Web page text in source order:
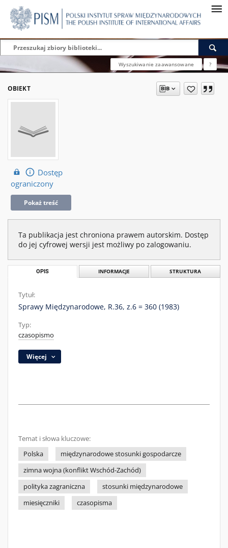
Wyszukiwanie zaawansowane ?
OBIEKT
Dostęp
ograniczony
Pokaż treść
Ta publikacja jest chroniona prawem autorskim. Dostęp
do jej cyfrowej wersji jest możliwy po zalogowaniu.
OPIS INFORMACJE STRUKTURA
Tytuł:
Sprawy Międzynarodowe, R.36, z.6 = 360 (1983)
Typ:
czasopismo
Więcej
Temat i słowa kluczowe:
Polska
międzynarodowe stosunki gospodarcze
zimna wojna (konflikt Wschód-Zachód)
polityka zagraniczna
stosunki międzynarodowe
miesięczniki
czasopisma